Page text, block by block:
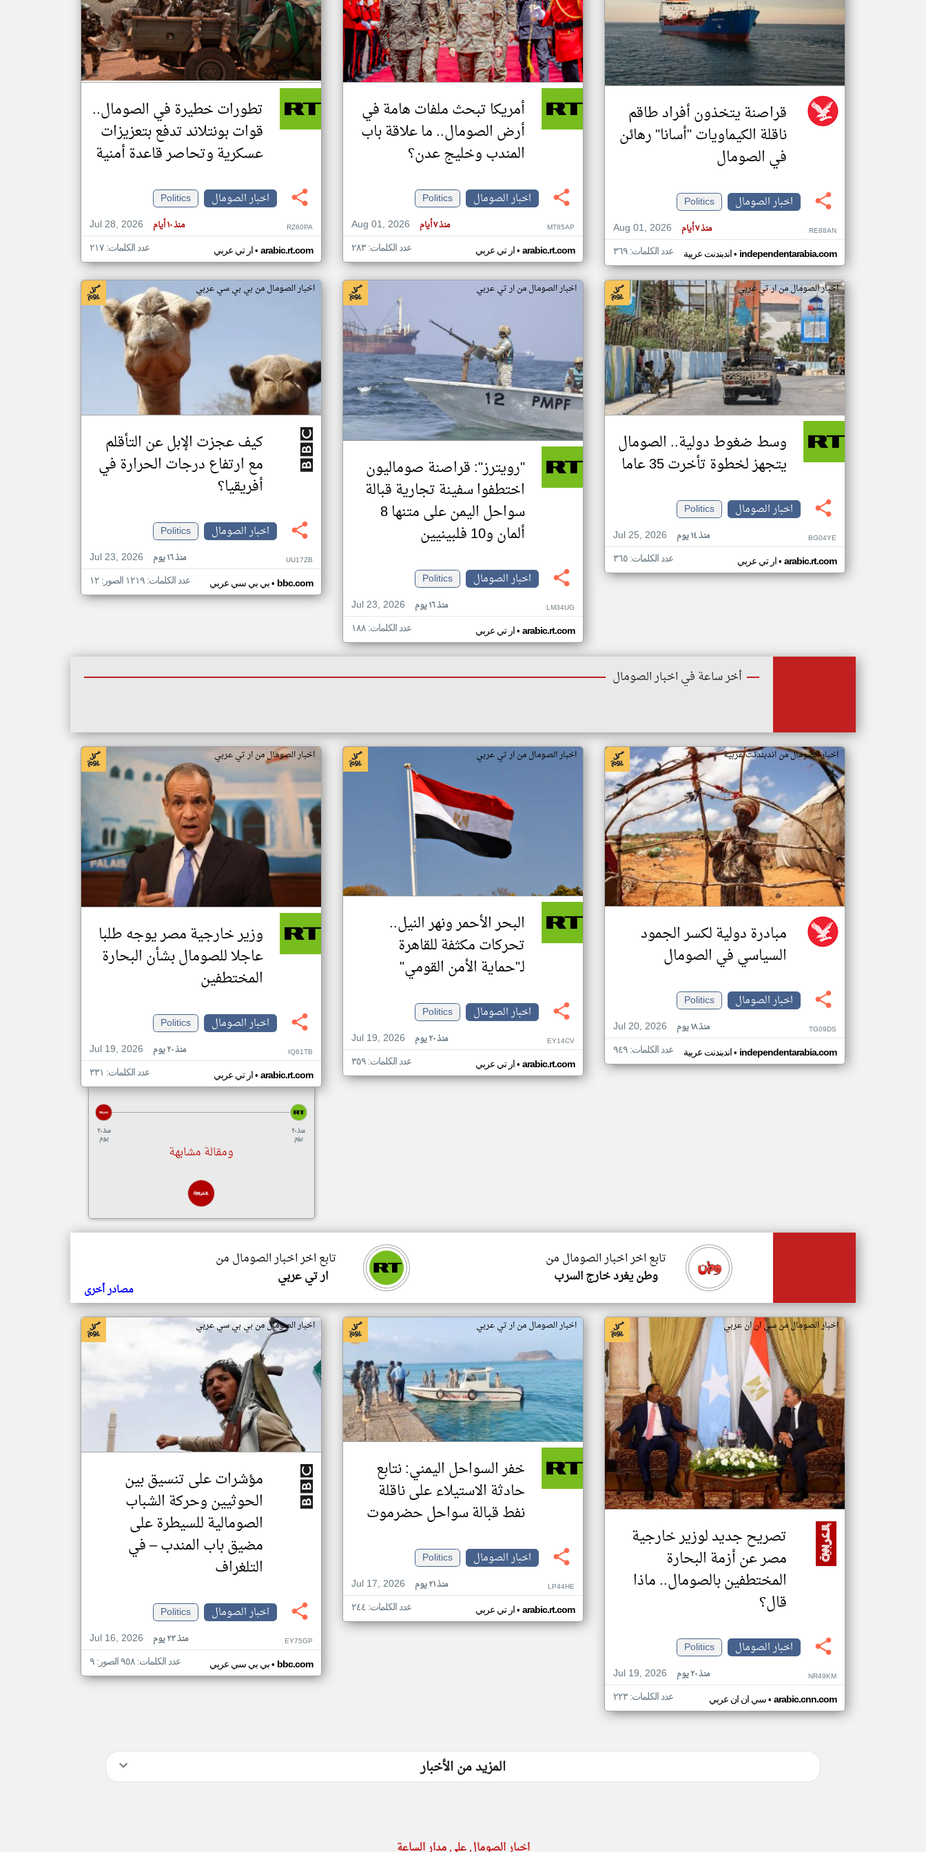
تغيير الدولة
مصادر الأخبار من الصومال
اخبار الصومال على مدار الساعة
أهم اخبار الصومال العاجلة والمباشرة
قراصنة يتخذون أفراد طاقم
ناقلة الكيماويات "أسانا" رهائن
في الصومال
اخبار الصومال
Politics
Aug 01, 2026
منذ ٧ أيام RE88AN
اندبندنت عربية• independentarabia.com عدد الكلمات: ٣٦٩
أمريكا تبحث ملفات هامة في
أرض الصومال.. ما علاقة باب
المندب وخليج عدن؟
اخبار الصومال
Politics
Aug 01, 2026
منذ ٧ أيام MT85AP
ار تي عربي• arabic.rt.com عدد الكلمات: ٢٨٣
تطورات خطيرة في الصومال..
قوات بونتلاند تدفع بتعزيزات
عسكرية وتحاصر قاعدة أمنية
اخبار الصومال
Politics
Jul 28, 2026
منذ ١٠ أيام RZ60PA
ار تي عربي• arabic.rt.com عدد الكلمات: ٢١٧
اخبار الصومال من ار تي عربي
وسط ضغوط دولية.. الصومال
يتجهز لخطوة تأخرت 35 عاما
اخبار الصومال
Politics
Jul 25, 2026
منذ ١٤ يوم BG04YE
ار تي عربي• arabic.rt.com عدد الكلمات: ٣٦٥
اخبار الصومال من ار تي عربي
"رويترز": قراصنة صوماليون
اختطفوا سفينة تجارية قبالة
سواحل اليمن على متنها 8
ألمان و10 فلبينيين
اخبار الصومال
Politics
Jul 23, 2026
منذ ١٦ يوم LM34UG
ار تي عربي• arabic.rt.com عدد الكلمات: ١٨٨
اخبار الصومال من بي بي سي عربي
كيف عجزت الإبل عن التأقلم
مع ارتفاع درجات الحرارة في
أفريقيا؟
اخبار الصومال
Politics
Jul 23, 2026
منذ ١٦ يوم UU17ZB
بي بي سي عربي• bbc.com عدد الكلمات: ١٢١٩ الصور: ١٢
أخر ساعة في اخبار الصومال
اخبار الصومال من اندبندنت عربية
مبادرة دولية لكسر الجمود
السياسي في الصومال
اخبار الصومال
Politics
Jul 20, 2026
منذ ١٨ يوم TG09DS
اندبندنت عربية• independentarabia.com عدد الكلمات: ٩٤٩
اخبار الصومال من ار تي عربي
البحر الأحمر ونهر النيل..
تحركات مكثفة للقاهرة
لـ"حماية الأمن القومي"
اخبار الصومال
Politics
Jul 19, 2026
منذ ٢٠ يوم EY14CV
ار تي عربي• arabic.rt.com عدد الكلمات: ٣٥٩
اخبار الصومال من ار تي عربي
وزير خارجية مصر يوجه طلبا
عاجلا للصومال بشأن البحارة
المختطفين
اخبار الصومال
Politics
Jul 19, 2026
منذ ٢٠ يوم IQ61TB
ار تي عربي• arabic.rt.com عدد الكلمات: ٣٣١
منذ ٢٠
يوم
منذ ٢٠
يوم
ومقالة مشابهة
تابع اخر اخبار الصومال من
ار تي عربي
تابع اخر اخبار الصومال من
وطن يغرد خارج السرب
مصادر أخرى
اخبار الصومال من سي ان ان عربي
تصريح جديد لوزير خارجية
مصر عن أزمة البحارة
المختطفين بالصومال.. ماذا
قال؟
اخبار الصومال
Politics
Jul 19, 2026
منذ ٢٠ يوم NR49KM
سي ان ان عربي• arabic.cnn.com عدد الكلمات: ٢٢٣
اخبار الصومال من ار تي عربي
خفر السواحل اليمني: نتابع
حادثة الاستيلاء على ناقلة
نفط قبالة سواحل حضرموت
اخبار الصومال
Politics
Jul 17, 2026
منذ ٢١ يوم LP44HE
ار تي عربي• arabic.rt.com عدد الكلمات: ٢٤٤
اخبار الصومال من بي بي سي عربي
مؤشرات على تنسيق بين
الحوثيين وحركة الشباب
الصومالية للسيطرة على
مضيق باب المندب – في
التلغراف
اخبار الصومال
Politics
Jul 16, 2026
منذ ٢٣ يوم EY75GP
بي بي سي عربي• bbc.com عدد الكلمات: ٩٥٨ الصور: ٩
المزيد من الأخبار
klyoum.com